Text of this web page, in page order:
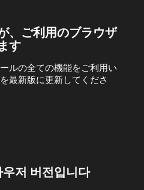
、ご利用のブラウザ
す
ルの全ての機能をご利用い
最新版に更新してくださ
저 버전입니다